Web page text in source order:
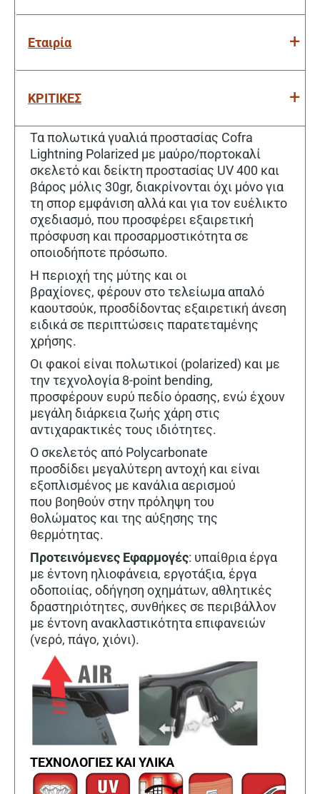
Εταιρία
ΚΡΙΤΙΚΕΣ
Τα πολωτικά γυαλιά προστασίας Cofra
Lightning Polarized με μαύρο/πορτοκαλί
σκελετό και δείκτη προστασίας UV 400 και
βάρος μόλις 30gr, διακρίνονται όχι μόνο για
τη σπορ εμφάνιση αλλά και για τον ευέλικτο
σχεδιασμό, που προσφέρει εξαιρετική
πρόσφυση και προσαρμοστικότητα σε
οποιοδήποτε πρόσωπο.
Η περιοχή της μύτης και οι
βραχίονες, φέρουν στο τελείωμα απαλό
καουτσούκ, προσδίδοντας εξαιρετική άνεση
ειδικά σε περιπτώσεις παρατεταμένης
χρήσης.
Οι φακοί είναι πολωτικοί (polarized) και με
την τεχνολογία 8-point bending,
προσφέρουν ευρύ πεδίο όρασης, ενώ έχουν
μεγάλη διάρκεια ζωής χάρη στις
αντιχαρακτικές τους ιδιότητες.
Ο σκελετός από Polycarbonate
προσδίδει μεγαλύτερη αντοχή και είναι
εξοπλισμένος με κανάλια αερισμού
που βοηθούν στην πρόληψη του
θολώματος και της αύξησης της
θερμότητας.
Προτεινόμενες Εφαρμογές: υπαίθρια έργα
με έντονη ηλιοφάνεια, εργοτάξια, έργα
οδοποιίας, οδήγηση οχημάτων, αθλητικές
δραστηριότητες, συνθήκες σε περιβάλλον
με έντονη ανακλαστικότητα επιφανειών
(νερό, πάγο, χιόνι).
ΤΕΧΝΟΛΟΓΙΕΣ ΚΑΙ ΥΛΙΚΑ